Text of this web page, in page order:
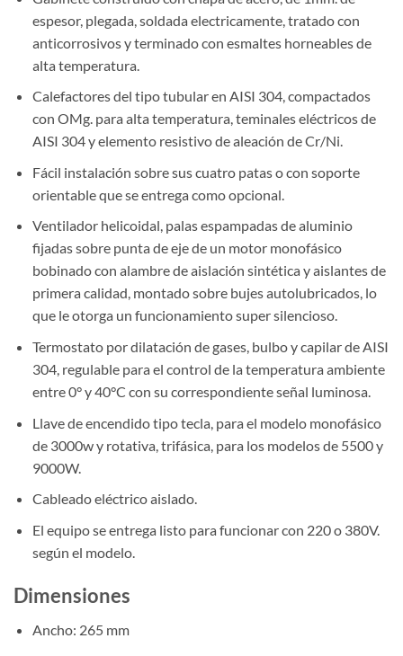
espesor, plegada, soldada electricamente, tratado con
anticorrosivos y terminado con esmaltes horneables de
alta temperatura.
Calefactores del tipo tubular en AISI 304, compactados
con OMg. para alta temperatura, teminales eléctricos de
AISI 304 y elemento resistivo de aleación de Cr/Ni.
Fácil instalación sobre sus cuatro patas o con soporte
orientable que se entrega como opcional.
Ventilador helicoidal, palas espampadas de aluminio
fijadas sobre punta de eje de un motor monofásico
bobinado con alambre de aislación sintética y aislantes de
primera calidad, montado sobre bujes autolubricados, lo
que le otorga un funcionamiento super silencioso.
Termostato por dilatación de gases, bulbo y capilar de AISI
304, regulable para el control de la temperatura ambiente
entre 0° y 40°C con su correspondiente señal luminosa.
Llave de encendido tipo tecla, para el modelo monofásico
de 3000w y rotativa, trifásica, para los modelos de 5500 y
9000W.
Cableado eléctrico aislado.
El equipo se entrega listo para funcionar con 220 o 380V.
según el modelo.
Dimensiones
Ancho: 265 mm